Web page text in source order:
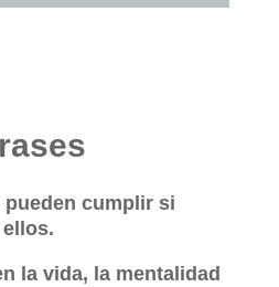
cumplir si
la vida, la mentalidad